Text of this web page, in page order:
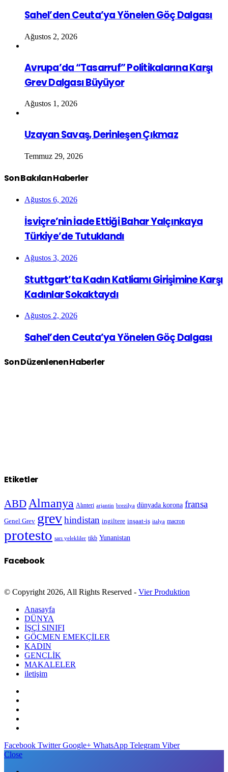
Sahel’den Ceuta’ya Yönelen Göç Dalgası
Ağustos 2, 2026
Avrupa’da “Tasarruf” Politikalarına Karşı
Grev Dalgası Büyüyor
Ağustos 1, 2026
Uzayan Savaş, Derinleşen Çıkmaz
Temmuz 29, 2026
Son Bakılan Haberler
Ağustos 6, 2026
İsviçre’nin İade Ettiği Bahar Yalçınkaya
Türkiye’de Tutuklandı
Ağustos 3, 2026
Stuttgart’ta Kadın Katliamı Girişimine Karşı
Kadınlar Sokaktaydı
Ağustos 2, 2026
Sahel’den Ceuta’ya Yönelen Göç Dalgası
Son Düzenlenen Haberler
Etiketler
ABD Almanya Alınteri arjantin brezilya dünyada korona fransa
Genel Grev grevhindistan ingiltere inşaat-iş italya macron
protesto sarı yelekliler tikb Yunanistan
Facebook
© Copyright 2026, All Rights Reserved - Vier Produktion
Anasayfa
DÜNYA
İŞÇİ SINIFI
GÖÇMEN EMEKÇİLER
KADIN
GENÇLİK
MAKALELER
iletişim
Facebook Twitter Google+ WhatsApp Telegram Viber
Close